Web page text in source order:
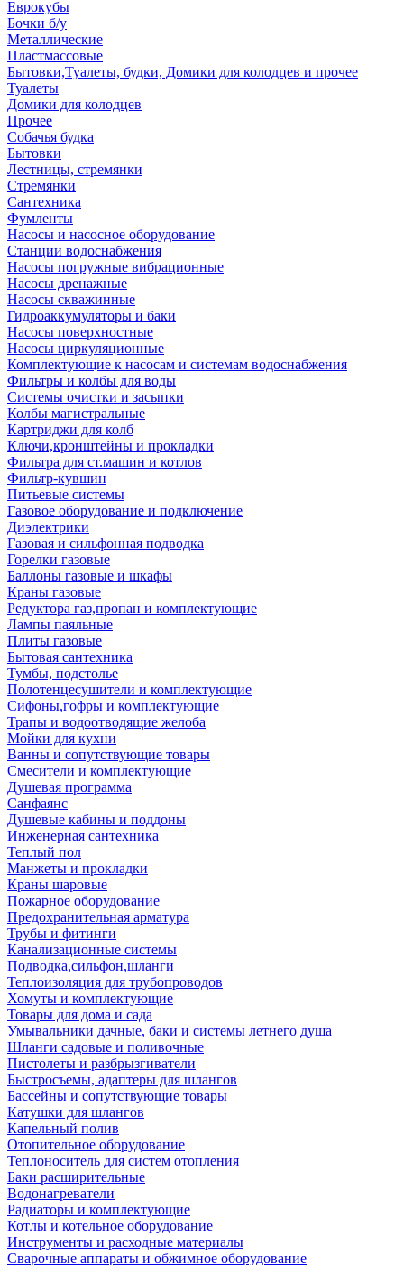
Еврокубы
Бочки б/у
Металлические
Пластмассовые
Бытовки,Туалеты, будки, Домики для колодцев и прочее
Туалеты
Домики для колодцев
Прочее
Собачья будка
Бытовки
Лестницы, стремянки
Стремянки
Сантехника
Фумленты
Насосы и насосное оборудование
Станции водоснабжения
Насосы погружные вибрационные
Насосы дренажные
Насосы скважинные
Гидроаккумуляторы и баки
Насосы поверхностные
Насосы циркуляционные
Комплектующие к насосам и системам водоснабжения
Фильтры и колбы для воды
Системы очистки и засыпки
Колбы магистральные
Картриджи для колб
Ключи,кронштейны и прокладки
Фильтра для ст.машин и котлов
Фильтр-кувшин
Питьевые системы
Газовое оборудование и подключение
Диэлектрики
Газовая и сильфонная подводка
Горелки газовые
Баллоны газовые и шкафы
Краны газовые
Редуктора газ,пропан и комплектующие
Лампы паяльные
Плиты газовые
Бытовая сантехника
Тумбы, подстолье
Полотенцесушители и комплектующие
Сифоны,гофры и комплектующие
Трапы и водоотводящие желоба
Мойки для кухни
Ванны и сопутствующие товары
Смесители и комплектующие
Душевая программа
Санфаянс
Душевые кабины и поддоны
Инженерная сантехника
Теплый пол
Манжеты и прокладки
Краны шаровые
Пожарное оборудование
Предохранительная арматура
Трубы и фитинги
Канализационные системы
Подводка,сильфон,шланги
Теплоизоляция для трубопроводов
Хомуты и комплектующие
Товары для дома и сада
Умывальники дачные, баки и системы летнего душа
Шланги садовые и поливочные
Пистолеты и разбрызгиватели
Быстросъемы, адаптеры для шлангов
Бассейны и сопутствующие товары
Катушки для шлангов
Капельный полив
Отопительное оборудование
Теплоноситель для систем отопления
Баки расширительные
Водонагреватели
Радиаторы и комплектующие
Котлы и котельное оборудование
Инструменты и расходные материалы
Сварочные аппараты и обжимное оборудование